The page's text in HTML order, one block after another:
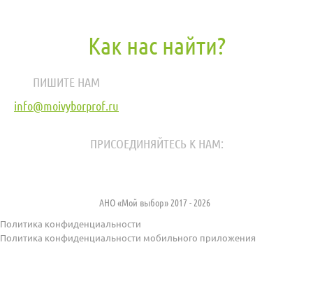
Как нас найти?
ПИШИТЕ НАМ
info@moivyborprof.ru
ПРИСОЕДИНЯЙТЕСЬ К НАМ:
АНО «Мой выбор» 2017 - 2026
Политика конфиденциальности
Политика конфиденциальности мобильного приложения